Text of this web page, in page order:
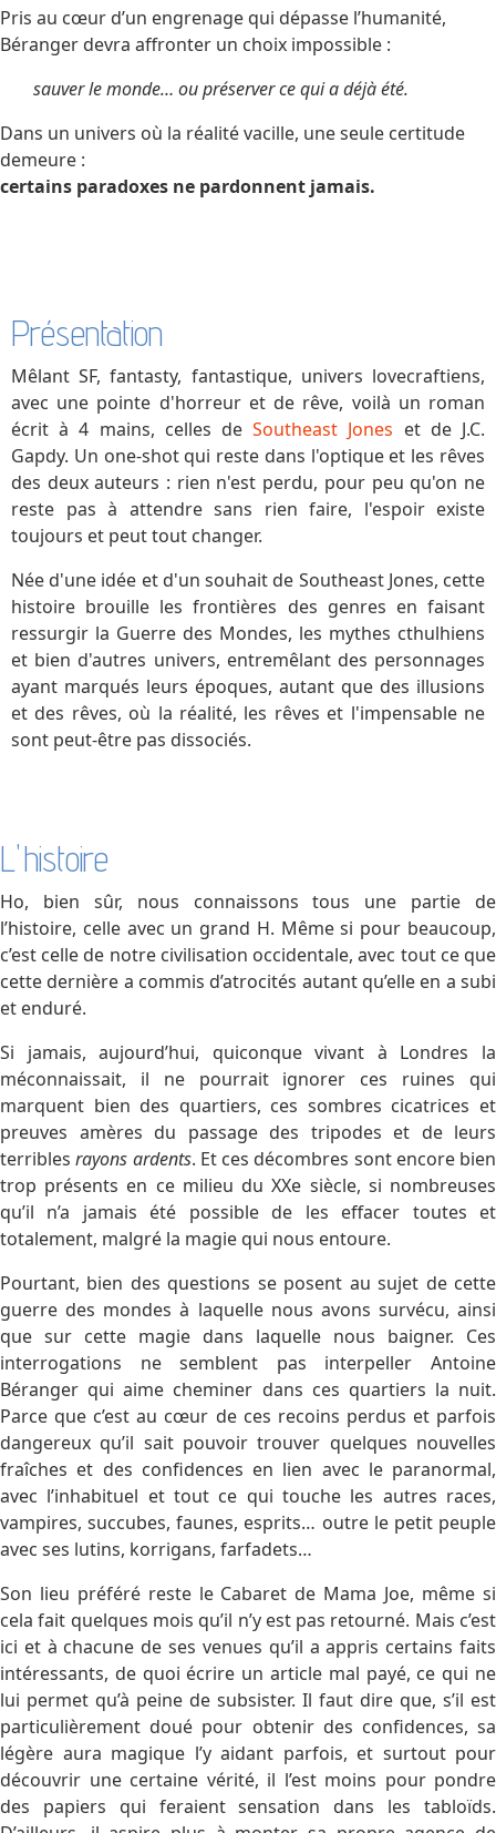
Pris au cœur d’un engrenage qui dépasse l’humanité,
Béranger devra affronter un choix impossible :
sauver le monde… ou préserver ce qui a déjà été.
Dans un univers où la réalité vacille, une seule certitude
demeure :
certains paradoxes ne pardonnent jamais.
Présentation
Mêlant SF, fantasty, fantastique, univers lovecraftiens,
avec une pointe d'horreur et de rêve, voilà un roman
écrit à 4 mains, celles deSoutheast Jones et de J.C.
Gapdy. Un one-shot qui reste dans l'optique et les rêves
des deux auteurs : rien n'est perdu, pour peu qu'on ne
reste pas à attendre sans rien faire, l'espoir existe
toujours et peut tout changer.
Née d'une idée et d'un souhait de Southeast Jones, cette
histoire brouille les frontières des genres en faisant
ressurgir la Guerre des Mondes, les mythes cthulhiens
et bien d'autres univers, entremêlant des personnages
ayant marqués leurs époques, autant que des illusions
et des rêves, où la réalité, les rêves et l'impensable ne
sont peut-être pas dissociés.
L'histoire
Ho, bien sûr, nous connaissons tous une partie de
l’histoire, celle avec un grand H. Même si pour beaucoup,
c’est celle de notre civilisation occidentale, avec tout ce que
cette dernière a commis d’atrocités autant qu’elle en a subi
et enduré.
Si jamais, aujourd’hui, quiconque vivant à Londres la
méconnaissait, il ne pourrait ignorer ces ruines qui
marquent bien des quartiers, ces sombres cicatrices et
preuves amères du passage des tripodes et de leurs
terriblesrayons ardents. Et ces décombres sont encore bien
trop présents en ce milieu du XXe siècle, si nombreuses
qu’il n’a jamais été possible de les effacer toutes et
totalement, malgré la magie qui nous entoure.
Pourtant, bien des questions se posent au sujet de cette
guerre des mondes à laquelle nous avons survécu, ainsi
que sur cette magie dans laquelle nous baigner. Ces
interrogations ne semblent pas interpeller Antoine
Béranger qui aime cheminer dans ces quartiers la nuit.
Parce que c’est au cœur de ces recoins perdus et parfois
dangereux qu’il sait pouvoir trouver quelques nouvelles
fraîches et des confidences en lien avec le paranormal,
avec l’inhabituel et tout ce qui touche les autres races,
vampires, succubes, faunes, esprits… outre le petit peuple
avec ses lutins, korrigans, farfadets…
Son lieu préféré reste le Cabaret de Mama Joe, même si
cela fait quelques mois qu’il n’y est pas retourné. Mais c’est
ici et à chacune de ses venues qu’il a appris certains faits
intéressants, de quoi écrire un article mal payé, ce qui ne
lui permet qu’à peine de subsister. Il faut dire que, s’il est
particulièrement doué pour obtenir des confidences, sa
légère aura magique l’y aidant parfois, et surtout pour
découvrir une certaine vérité, il l’est moins pour pondre
des papiers qui feraient sensation dans les tabloïds.